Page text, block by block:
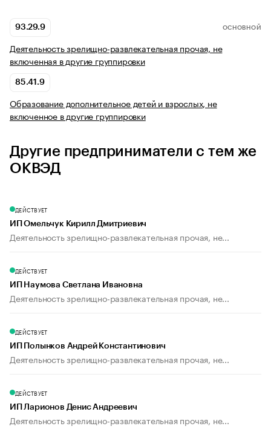
93.29.9 ОСНОВНОЙ
Деятельность зрелищно-развлекательная прочая, не
включенная в другие группировки
85.41.9
Образование дополнительное детей и взрослых, не
включенное в другие группировки
Другие предприниматели с тем же
ОКВЭД
ДЕЙСТВУЕТ
ИП Омельчук Кирилл Дмитриевич
Деятельность зрелищно-развлекательная прочая, не...
ДЕЙСТВУЕТ
ИП Наумова Светлана Ивановна
Деятельность зрелищно-развлекательная прочая, не...
ДЕЙСТВУЕТ
ИП Полынков Андрей Константинович
Деятельность зрелищно-развлекательная прочая, не...
ДЕЙСТВУЕТ
ИП Ларионов Денис Андреевич
Деятельность зрелищно-развлекательная прочая, не...